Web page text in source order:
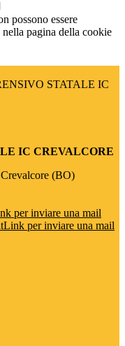
possono essere
pagina della cookie
STATALE IC
IC CREVALCORE
(BO)
per inviare una mail
Link per inviare una mail